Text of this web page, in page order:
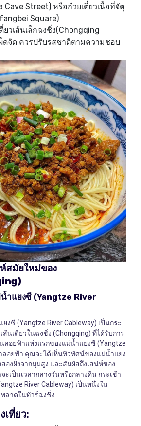
Cave Street) หรือก๋วยเตี๋ยวเนื้อที่จัตุ
Square)
ยวเส้นเล็กฉงชิ่ง(Chongqing
ดจัด ควรปรับรสชาติตามความชอบ
สมัยใหม่ของ
ำแยงซี (Yangtze River
งซี (Yangtze River Cableway) เป็นกระ
นเดียวในฉงชิ่ง (Chongqing) ที่ได้รับการ
ลอยฟ้าแห่งแรกของแม่น้ำแยงซี (Yangtze
าลอยฟ้า คุณจะได้เห็นทิวทัศน์ของแม่น้ำแยง
องฝั่งจากมุมสูง และสัมผัสถึงเสน่ห์ของ
ะเป็นเวลากลางวันหรือกลางคืน กระเช้า
River Cableway) เป็นหนึ่งใน
ลาดในทัวร์ฉงชิ่ง
เที่ยว: